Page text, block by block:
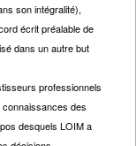
son intégralité),
écrit préalable de
dans un autre but
professionnels
des
desquels LOIM a